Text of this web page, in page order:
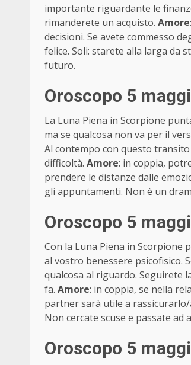
importante riguardante le
rimanderete un acquisto. Amore
decisioni. Se avete commesso
felice. Soli: starete alla larga da
futuro.
Oroscopo 5
La Luna Piena in Scorpione
ma se qualcosa non va per il
Al contempo con questo
difficoltà. Amore: in coppia,
prendere le distanze dalle
gli appuntamenti. Non è un
Oroscopo 5
Con la Luna Piena in Scorpione
al vostro benessere psicofisico.
qualcosa al riguardo. Seguirete
fa. Amore: in coppia, se nella
partner sarà utile a
Non cercate scuse e passate
Oroscopo 5